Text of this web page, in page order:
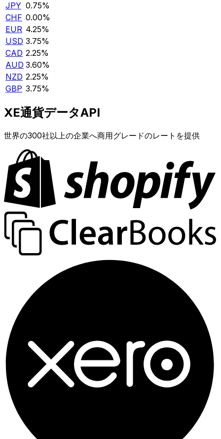
JPY 0.75%
CHF 0.00%
EUR 4.25%
USD 3.75%
CAD 2.25%
AUD 3.60%
NZD 2.25%
GBP 3.75%
XE通貨データAPI
世界の300社以上の企業へ商用グレードのレートを提供